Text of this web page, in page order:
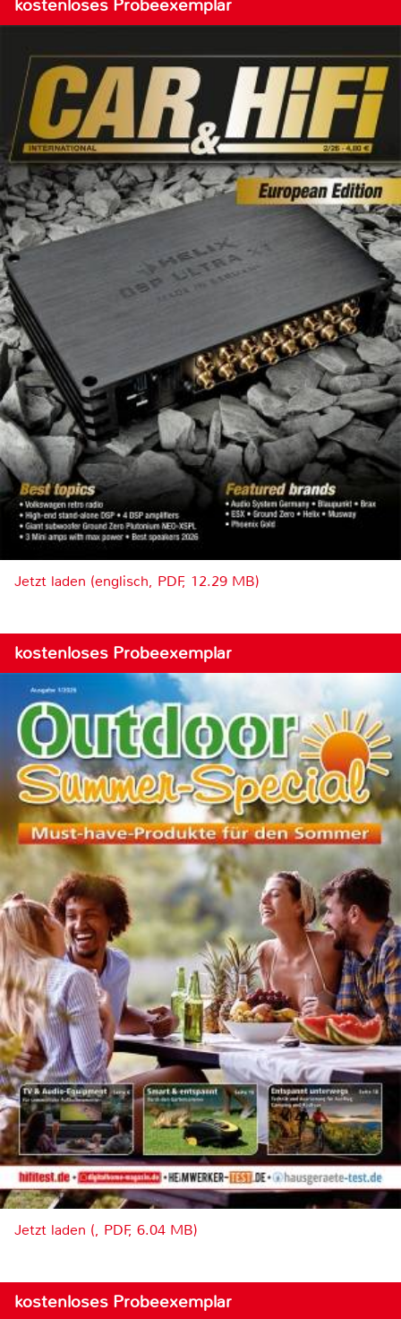
kostenloses Probeexemplar
Jetzt laden (englisch, PDF, 12.29 MB)
kostenloses Probeexemplar
Jetzt laden (, PDF, 6.04 MB)
kostenloses Probeexemplar